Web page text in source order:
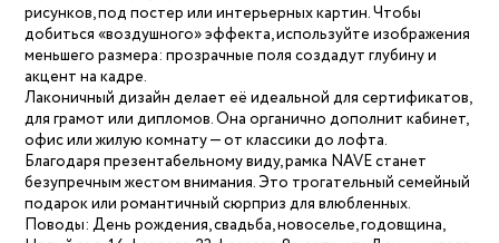
рисунков, под постер или интерьерных картин. Чтобы
добиться «воздушного» эффекта, используйте изображения
меньшего размера: прозрачные поля создадут глубину и
акцент на кадре.
Лаконичный дизайн делает её идеальной для сертификатов,
для грамот или дипломов. Она органично дополнит кабинет,
офис или жилую комнату — от классики до лофта.
Благодаря презентабельному виду, рамка NAVE станет
безупречным жестом внимания. Это трогательный семейный
подарок или романтичный сюрприз для влюбленных.
Поводы: День рождения, свадьба, новоселье, годовщина,